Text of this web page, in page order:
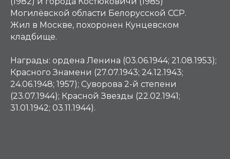
Могилёвской области Белорусской ССР.
Жил в Москве, похоронен Кунцевском
кладбище.
Награды: ордена Ленина (03.06.1944; 21.08.1953);
Красного Знамени (27.07.1943; 24.12.1943;
24.06.1948; 1957); Суворова 2-й степени
(23.07.1944); Красной Звезды (22.02.1941;
31.01.1942; 03.11.1944).